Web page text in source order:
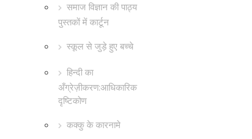
समाज विज्ञान की पाठ्य
पुस्तकों में कार्टून
स्कूल से जुड़े हुए बच्चे
हिन्दी का
अँग्रेज़ीकरण:आधिकारिक
दृष्टिकोण
कक्कु के कारनामे